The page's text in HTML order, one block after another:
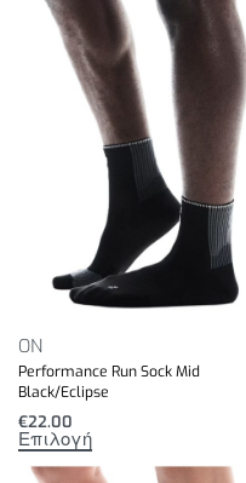
ON
Performance Run Sock Mid
Black/Eclipse
€22.00
Επιλογή